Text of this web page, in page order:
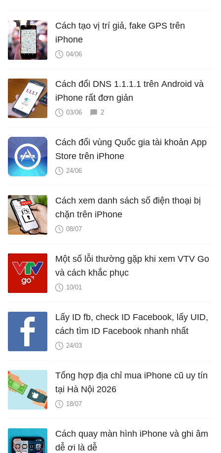
Cách tạo vị trí giả, fake GPS trên
iPhone
04/06
Cách đổi DNS 1.1.1.1 trên Android và
iPhone rất đơn giản
03/06 2
Cách đổi vùng Quốc gia tài khoản App
Store trên iPhone
24/06
Cách xem danh sách số điện thoại bị
chặn trên iPhone
08/07
Một số lỗi thường gặp khi xem VTV Go
và cách khắc phục
10/01
Lấy ID fb, check ID Facebook, lấy UID,
cách tìm ID Facebook nhanh nhất
24/03
Tổng hợp địa chỉ mua iPhone cũ uy tín
tại Hà Nội 2026
18/07
Cách quay màn hình iPhone và ghi âm
dễ ơi là dễ